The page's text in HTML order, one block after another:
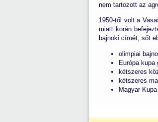
nem tartozott az
1950-től volt a
miatt korán
bajnoki címét, sőt
olimpiai
Európa kupa
kétszeres
kétszeres
Magyar